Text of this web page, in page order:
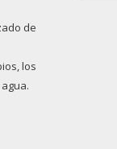
de
los